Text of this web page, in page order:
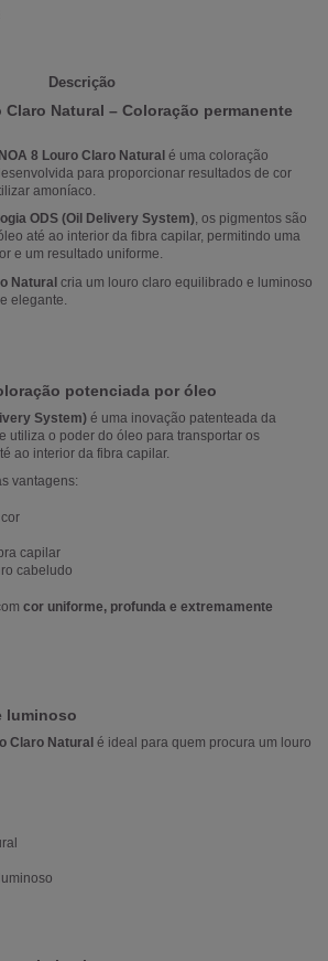
Descrição
Claro Natural – Coloração permanente
8 Louro Claro Natural é uma coloração
para proporcionar resultados de cor
amoníaco.
ODS (Oil Delivery System), os pigmentos são
até ao interior da fibra capilar, permitindo uma
e um resultado uniforme.
Natural cria um louro claro equilibrado e luminoso
elegante.
potenciada por óleo
System) é uma inovação patenteada da
utiliza o poder do óleo para transportar os
ao interior da fibra capilar.
vantagens:
capilar
cabeludo
cor uniforme, profunda e extremamente
luminoso
Claro Natural é ideal para quem procura um louro